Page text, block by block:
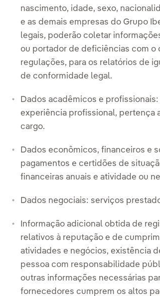
nascimento, idade, sexo,
e as demais empresas do Grupo
legais, poderão coletar
ou portador de deficiências com
regulações, para os relatórios de
de conformidade legal.
Dados acadêmicos e
experiência profissional, pertença
cargo.
Dados econômicos, financeiros e
pagamentos e certidões de
financeiras anuais e atividade ou
Dados negociais: serviços
Informação adicional obtida de
relativos à reputação e de
atividades e negócios, existência
pessoa com responsabilidade
outras informações necessárias
fornecedores cumprem os altos